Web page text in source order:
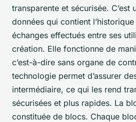
transparente et sécurisée. C’est
données qui contient
échanges effectués entre ses
création. Elle fonctionne de
c’est-à-dire sans organe de
technologie permet d’assurer
intermédiaire, ce qui les rend
sécurisées et plus rapides. La
constituée de blocs. Chaque